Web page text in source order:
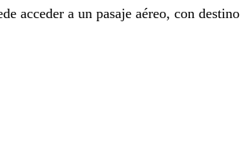
acceder a un pasaje aéreo, con destino